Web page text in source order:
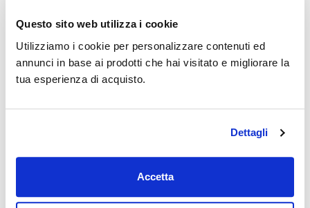
Questo sito web utilizza i cookie
Utilizziamo i cookie per personalizzare contenuti ed
annunci in base ai prodotti che hai visitato e migliorare la
tua esperienza di acquisto.
Dettagli
Accetta
VAI ALLA COLLEZIONE
PELLETTERIA ARTIGIANALE